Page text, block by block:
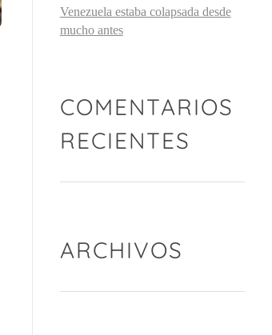
Venezuela estaba colapsada desde
mucho antes
COMENTARIOS
RECIENTES
ARCHIVOS